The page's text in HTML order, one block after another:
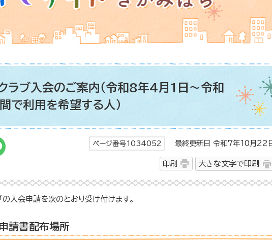
ラブ入会のご案内（令和8年4月1日～令和
利用を希望する人）
ページ番号1034052 最終更新日 令和7年10月22
印刷 大きな文字で印刷
入会申請を次のとおり受け付けます。
請書配布場所